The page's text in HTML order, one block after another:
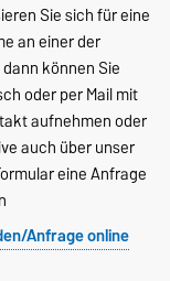
Sie sich für eine
an einer der
können Sie
oder per Mail mit
aufnehmen oder
auch über unser
eine Anfrage
Anfrage online